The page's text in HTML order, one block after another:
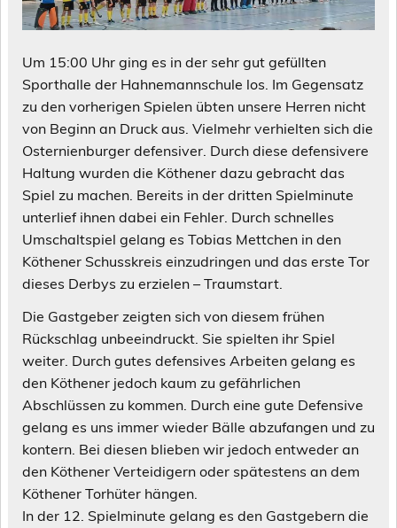
Um 15:00 Uhr ging es in der sehr gut gefüllten
Sporthalle der Hahnemannschule los. Im Gegensatz
zu den vorherigen Spielen übten unsere Herren nicht
von Beginn an Druck aus. Vielmehr verhielten sich die
Osternienburger defensiver. Durch diese defensivere
Haltung wurden die Köthener dazu gebracht das
Spiel zu machen. Bereits in der dritten Spielminute
unterlief ihnen dabei ein Fehler. Durch schnelles
Umschaltspiel gelang es Tobias Mettchen in den
Köthener Schusskreis einzudringen und das erste Tor
dieses Derbys zu erzielen – Traumstart.
Die Gastgeber zeigten sich von diesem frühen
Rückschlag unbeeindruckt. Sie spielten ihr Spiel
weiter. Durch gutes defensives Arbeiten gelang es
den Köthener jedoch kaum zu gefährlichen
Abschlüssen zu kommen. Durch eine gute Defensive
gelang es uns immer wieder Bälle abzufangen und zu
kontern. Bei diesen blieben wir jedoch entweder an
den Köthener Verteidigern oder spätestens an dem
Köthener Torhüter hängen.
In der 12. Spielminute gelang es den Gastgebern die